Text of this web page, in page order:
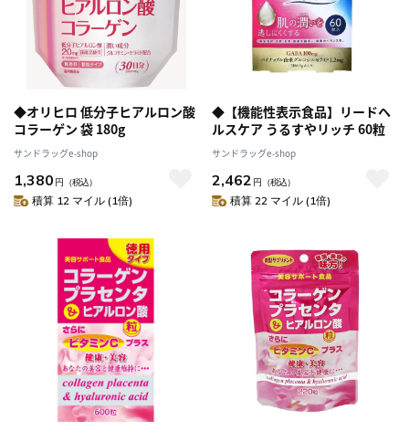
◆オリヒロ 低分子ヒアルロン酸
コラーゲン 袋 180g
サンドラッグe-shop
1,380 円 （税込）
積算 12 マイル (1倍)
◆【機能性表示食品】リードヘ
ルスケア うるすやリッチ 60粒
サンドラッグe-shop
2,462 円 （税込）
積算 22 マイル (1倍)